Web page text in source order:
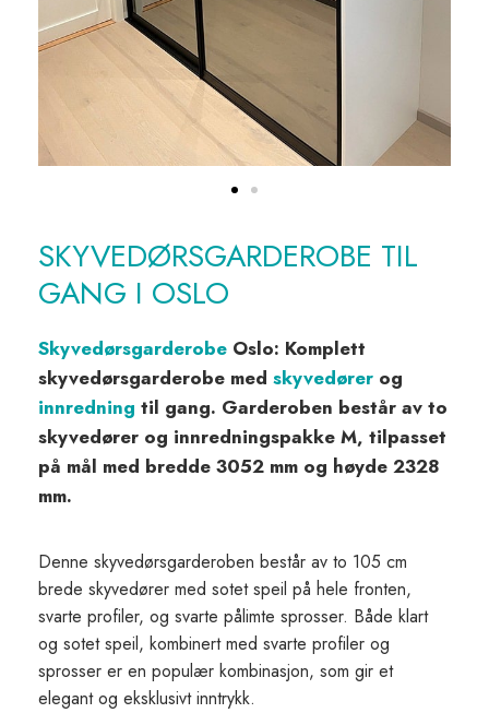
SKYVEDØRSGARDEROBE TIL
GANG I OSLO
Skyvedørsgarderobe Oslo: Komplett
skyvedørsgarderobe med skyvedører og
innredning til gang. Garderoben består av to
skyvedører og innredningspakke M, tilpasset
på mål med bredde 3052 mm og høyde 2328
mm.
Denne skyvedørsgarderoben består av to 105 cm
brede skyvedører med sotet speil på hele fronten,
svarte profiler, og svarte pålimte sprosser. Både klart
og sotet speil, kombinert med svarte profiler og
sprosser er en populær kombinasjon, som gir et
elegant og eksklusivt inntrykk.